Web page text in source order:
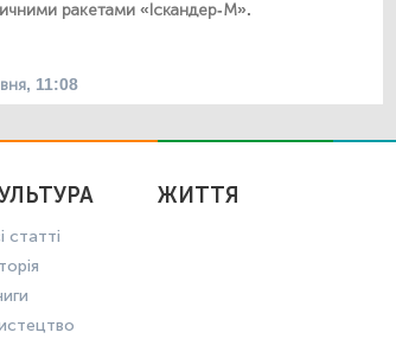
ракетами «Іскандер-М».
11:08
статті
ЖИТТЯ